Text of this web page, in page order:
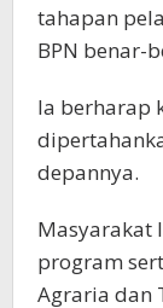
tahapan
BPN benar-
Ia berharap
depannya.
Masyarakat
program
Agraria dan